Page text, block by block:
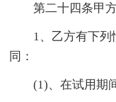
第二十四条甲
1、乙方有下
同：
(1)、在试用期